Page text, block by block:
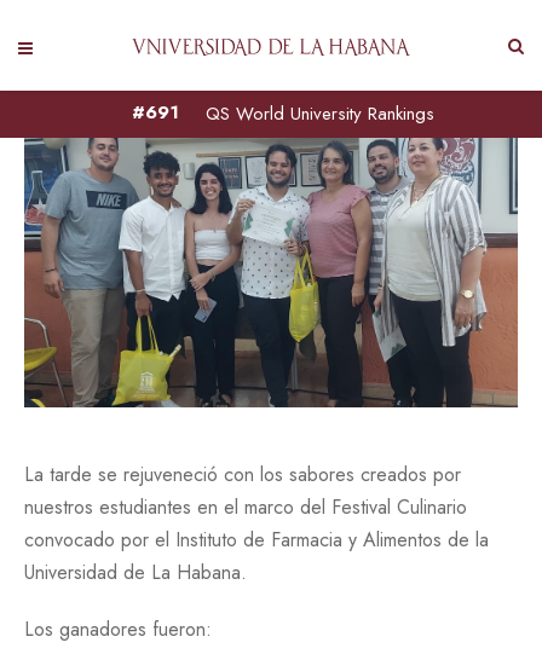
QS World University Rankings
#691
La tarde se rejuveneció con los sabores creados por
nuestros estudiantes en el marco del Festival Culinario
convocado por el Instituto de Farmacia y Alimentos de la
Universidad de La Habana.
Los ganadores fueron: